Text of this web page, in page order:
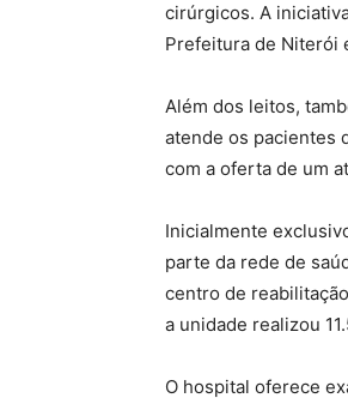
cirúrgicos. A
Prefeitura de Niterói
Além dos leitos,
atende os pacientes
com a oferta de um
Inicialmente
parte da rede de
centro de
a unidade realizou
O hospital oferece